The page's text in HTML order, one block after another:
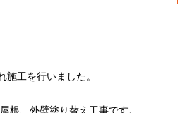
施工を行いました。
根、外壁塗り替え工事です。